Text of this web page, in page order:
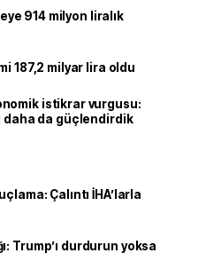
914 milyon liralık
187,2 milyar lira oldu
istikrar vurgusu:
daha da güçlendirdik
Çalıntı İHA’larla
Trump’ı durdurun yoksa